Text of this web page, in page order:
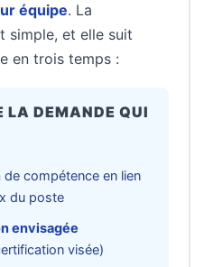
équipe. La
simple, et elle suit
en trois temps :
LA DEMANDE QUI
de compétence en lien
du poste
envisagée
visée)